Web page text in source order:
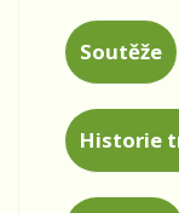
Soutěže
Historie